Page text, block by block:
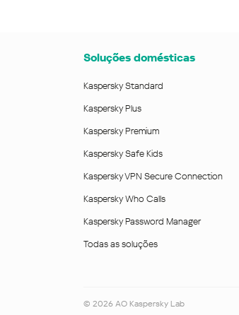
Soluções domésticas
Kaspersky Standard
Kaspersky Plus
Kaspersky Premium
Kaspersky Safe Kids
Kaspersky VPN Secure Connection
Kaspersky Who Calls
Kaspersky Password Manager
Todas as soluções
© 2026 AO Kaspersky Lab